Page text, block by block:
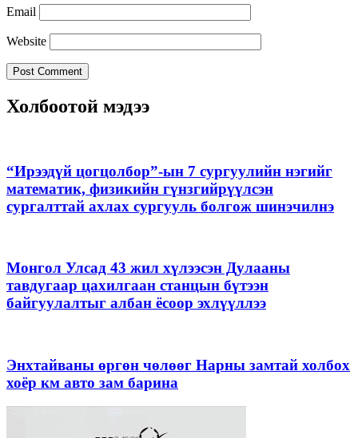
Email
Website
Холбоотой мэдээ
“Ирээдүй цогцолбор”-ын 7 сургуулийн нэгийг
математик, физикийн гүнзгийрүүлсэн
сургалттай ахлах сургууль болгож шинэчилнэ
Монгол Улсад 43 жил хүлээсэн Дулааны
тавдугаар цахилгаан станцын бүтээн
байгуулалтыг албан ёсоор эхлүүллээ
Энхтайваны өргөн чөлөөг Нарны замтай холбох
хоёр км авто зам барина